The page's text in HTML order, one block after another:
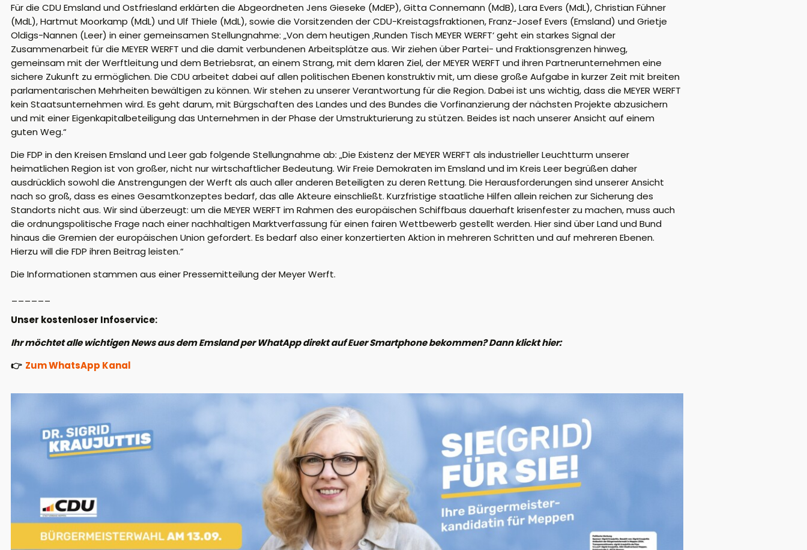
Für die CDU Emsland und Ostfriesland erklärten die Abgeordneten Jens Gieseke (MdEP), Gitta Connemann (MdB), Lara Evers (MdL), Christian Fühner
(MdL), Hartmut Moorkamp (MdL) und Ulf Thiele (MdL), sowie die Vorsitzenden der CDU-Kreistagsfraktionen, Franz-Josef Evers (Emsland) und Grietje
Oldigs-Nannen (Leer) in einer gemeinsamen Stellungnahme: „Von dem heutigen ‚Runden Tisch MEYER WERFT‘ geht ein starkes Signal der
Zusammenarbeit für die MEYER WERFT und die damit verbundenen Arbeitsplätze aus. Wir ziehen über Partei- und Fraktionsgrenzen hinweg,
gemeinsam mit der Werftleitung und dem Betriebsrat, an einem Strang, mit dem klaren Ziel, der MEYER WERFT und ihren Partnerunternehmen eine
sichere Zukunft zu ermöglichen. Die CDU arbeitet dabei auf allen politischen Ebenen konstruktiv mit, um diese große Aufgabe in kurzer Zeit mit breiten
parlamentarischen Mehrheiten bewältigen zu können. Wir stehen zu unserer Verantwortung für die Region. Dabei ist uns wichtig, dass die MEYER WERFT
kein Staatsunternehmen wird. Es geht darum, mit Bürgschaften des Landes und des Bundes die Vorfinanzierung der nächsten Projekte abzusichern
und mit einer Eigenkapitalbeteiligung das Unternehmen in der Phase der Umstrukturierung zu stützen. Beides ist nach unserer Ansicht auf einem
guten Weg.“
Die FDP in den Kreisen Emsland und Leer gab folgende Stellungnahme ab: „Die Existenz der MEYER WERFT als industrieller Leuchtturm unserer
heimatlichen Region ist von großer, nicht nur wirtschaftlicher Bedeutung. Wir Freie Demokraten im Emsland und im Kreis Leer begrüßen daher
ausdrücklich sowohl die Anstrengungen der Werft als auch aller anderen Beteiligten zu deren Rettung. Die Herausforderungen sind unserer Ansicht
nach so groß, dass es eines Gesamtkonzeptes bedarf, das alle Akteure einschließt. Kurzfristige staatliche Hilfen allein reichen zur Sicherung des
Standorts nicht aus. Wir sind überzeugt: um die MEYER WERFT im Rahmen des europäischen Schiffbaus dauerhaft krisenfester zu machen, muss auch
die ordnungspolitische Frage nach einer nachhaltigen Marktverfassung für einen fairen Wettbewerb gestellt werden. Hier sind über Land und Bund
hinaus die Gremien der europäischen Union gefordert. Es bedarf also einer konzertierten Aktion in mehreren Schritten und auf mehreren Ebenen.
Hierzu will die FDP ihren Beitrag leisten.“
Die Informationen stammen aus einer Pressemitteilung der Meyer Werft.
Unser kostenloser Infoservice:
Ihr möchtet alle wichtigen News aus dem Emsland per WhatApp direkt auf Euer Smartphone bekommen? Dann klickt hier:
👉 Zum WhatsApp Kanal